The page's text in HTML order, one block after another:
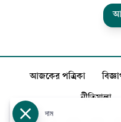
আজকের পত্রিকা
নীতিমালা
দাম